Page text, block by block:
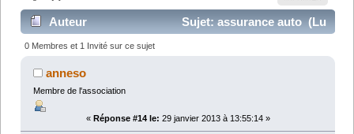
Auteur
Sujet: assurance auto (Lu
13851 fois)
0 Membres et 1 Invité sur ce sujet
anneso
Membre de l'association
« Réponse #14 le: 29 janvier 2013 à 13:55:14 »